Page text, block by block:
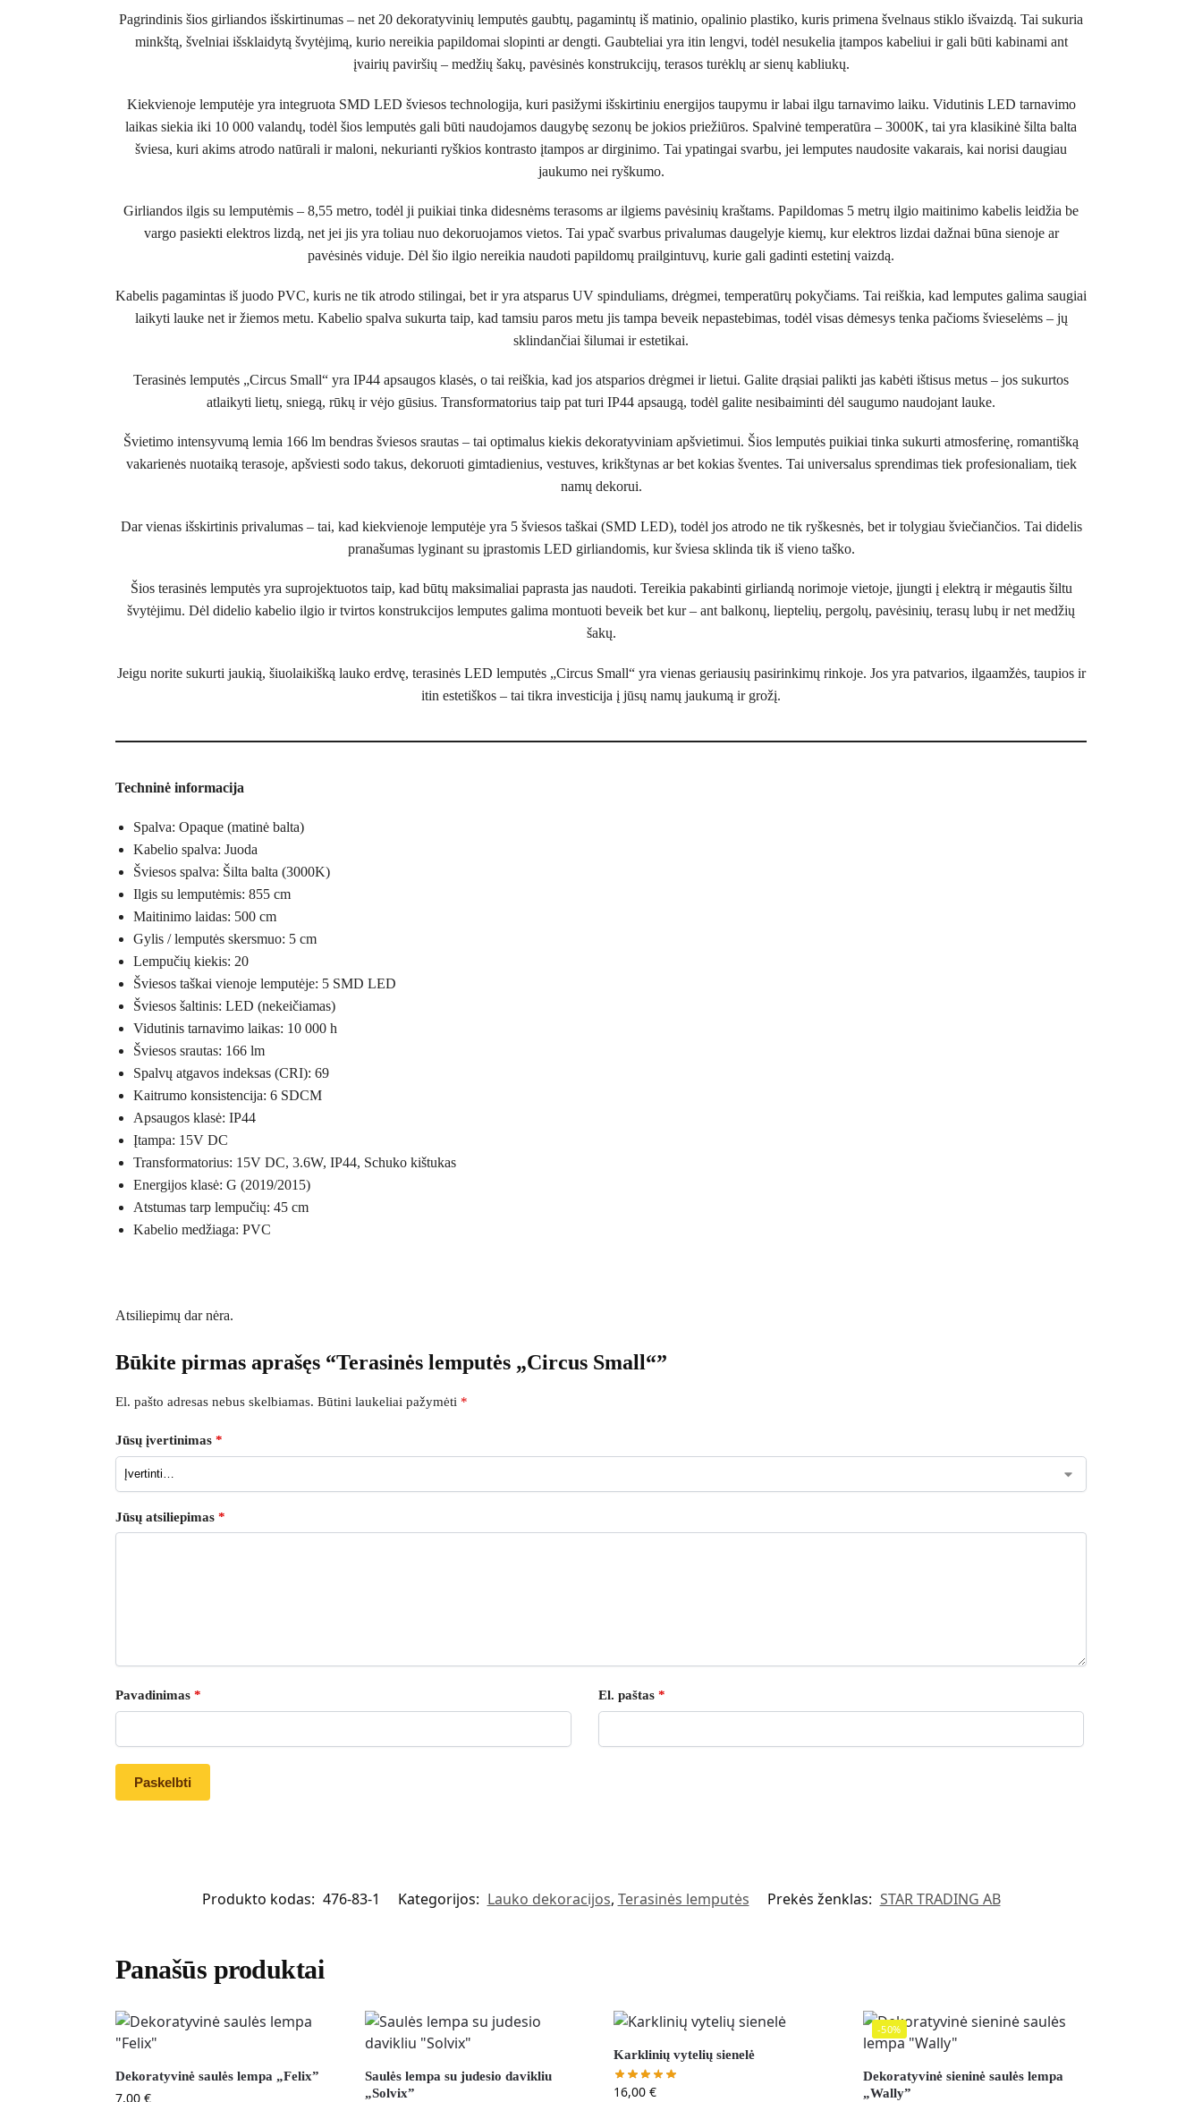
Pagrindinis šios girliandos išskirtinumas – net 20 dekoratyvinių lemputės gaubtų, pagamintų iš matinio, opalinio plastiko, kuris primena švelnaus stiklo išvaizdą. Tai sukuria
minkštą, švelniai išsklaidytą švytėjimą, kurio nereikia papildomai slopinti ar dengti. Gaubteliai yra itin lengvi, todėl nesukelia įtampos kabeliui ir gali būti kabinami ant
įvairių paviršių – medžių šakų, pavėsinės konstrukcijų, terasos turėklų ar sienų kabliukų.
Kiekvienoje lemputėje yra integruota SMD LED šviesos technologija, kuri pasižymi išskirtiniu energijos taupymu ir labai ilgu tarnavimo laiku. Vidutinis LED tarnavimo
laikas siekia iki 10 000 valandų, todėl šios lemputės gali būti naudojamos daugybę sezonų be jokios priežiūros. Spalvinė temperatūra – 3000K, tai yra klasikinė šilta balta
šviesa, kuri akims atrodo natūrali ir maloni, nekurianti ryškios kontrasto įtampos ar dirginimo. Tai ypatingai svarbu, jei lemputes naudosite vakarais, kai norisi daugiau
jaukumo nei ryškumo.
Girliandos ilgis su lemputėmis – 8,55 metro, todėl ji puikiai tinka didesnėms terasoms ar ilgiems pavėsinių kraštams. Papildomas 5 metrų ilgio maitinimo kabelis leidžia be
vargo pasiekti elektros lizdą, net jei jis yra toliau nuo dekoruojamos vietos. Tai ypač svarbus privalumas daugelyje kiemų, kur elektros lizdai dažnai būna sienoje ar
pavėsinės viduje. Dėl šio ilgio nereikia naudoti papildomų prailgintuvų, kurie gali gadinti estetinį vaizdą.
Kabelis pagamintas iš juodo PVC, kuris ne tik atrodo stilingai, bet ir yra atsparus UV spinduliams, drėgmei, temperatūrų pokyčiams. Tai reiškia, kad lemputes galima saugiai
laikyti lauke net ir žiemos metu. Kabelio spalva sukurta taip, kad tamsiu paros metu jis tampa beveik nepastebimas, todėl visas dėmesys tenka pačioms švieselėms – jų
sklindančiai šilumai ir estetikai.
Terasinės lemputės „Circus Small“ yra IP44 apsaugos klasės, o tai reiškia, kad jos atsparios drėgmei ir lietui. Galite drąsiai palikti jas kabėti ištisus metus – jos sukurtos
atlaikyti lietų, sniegą, rūkų ir vėjo gūsius. Transformatorius taip pat turi IP44 apsaugą, todėl galite nesibaiminti dėl saugumo naudojant lauke.
Švietimo intensyvumą lemia 166 lm bendras šviesos srautas – tai optimalus kiekis dekoratyviniam apšvietimui. Šios lemputės puikiai tinka sukurti atmosferinę, romantišką
vakarienės nuotaiką terasoje, apšviesti sodo takus, dekoruoti gimtadienius, vestuves, krikštynas ar bet kokias šventes. Tai universalus sprendimas tiek profesionaliam, tiek
namų dekorui.
Dar vienas išskirtinis privalumas – tai, kad kiekvienoje lemputėje yra 5 šviesos taškai (SMD LED), todėl jos atrodo ne tik ryškesnės, bet ir tolygiau šviečiančios. Tai didelis
pranašumas lyginant su įprastomis LED girliandomis, kur šviesa sklinda tik iš vieno taško.
Šios terasinės lemputės yra suprojektuotos taip, kad būtų maksimaliai paprasta jas naudoti. Tereikia pakabinti girliandą norimoje vietoje, įjungti į elektrą ir mėgautis šiltu
švytėjimu. Dėl didelio kabelio ilgio ir tvirtos konstrukcijos lemputes galima montuoti beveik bet kur – ant balkonų, lieptelių, pergolų, pavėsinių, terasų lubų ir net medžių
šakų.
Jeigu norite sukurti jaukią, šiuolaikišką lauko erdvę, terasinės LED lemputės „Circus Small“ yra vienas geriausių pasirinkimų rinkoje. Jos yra patvarios, ilgaamžės, taupios ir
itin estetiškos – tai tikra investicija į jūsų namų jaukumą ir grožį.
Techninė informacija
Spalva: Opaque (matinė balta)
Kabelio spalva: Juoda
Šviesos spalva: Šilta balta (3000K)
Ilgis su lemputėmis: 855 cm
Maitinimo laidas: 500 cm
Gylis / lemputės skersmuo: 5 cm
Lempučių kiekis: 20
Šviesos taškai vienoje lemputėje: 5 SMD LED
Šviesos šaltinis: LED (nekeičiamas)
Vidutinis tarnavimo laikas: 10 000 h
Šviesos srautas: 166 lm
Spalvų atgavos indeksas (CRI): 69
Kaitrumo konsistencija: 6 SDCM
Apsaugos klasė: IP44
Įtampa: 15V DC
Transformatorius: 15V DC, 3.6W, IP44, Schuko kištukas
Energijos klasė: G (2019/2015)
Atstumas tarp lempučių: 45 cm
Kabelio medžiaga: PVC
Atsiliepimų dar nėra.
Būkite pirmas aprašęs “Terasinės lemputės „Circus Small“”
El. pašto adresas nebus skelbiamas. Būtini laukeliai pažymėti *
Jūsų įvertinimas *
Jūsų atsiliepimas *
Pavadinimas * El. paštas *
Produkto kodas: 476-83-1 Kategorijos: Lauko dekoracijos, Terasinės lemputės Prekės ženklas: STAR TRADING AB
Panašūs produktai
Dekoratyvinė saulės lempa „Felix”
7,00 €
Saulės lempa su judesio davikliu
„Solvix”
Karklinių vytelių sienelė
16,00€
-50%
Dekoratyvinė sieninė saulės lempa
„Wally”